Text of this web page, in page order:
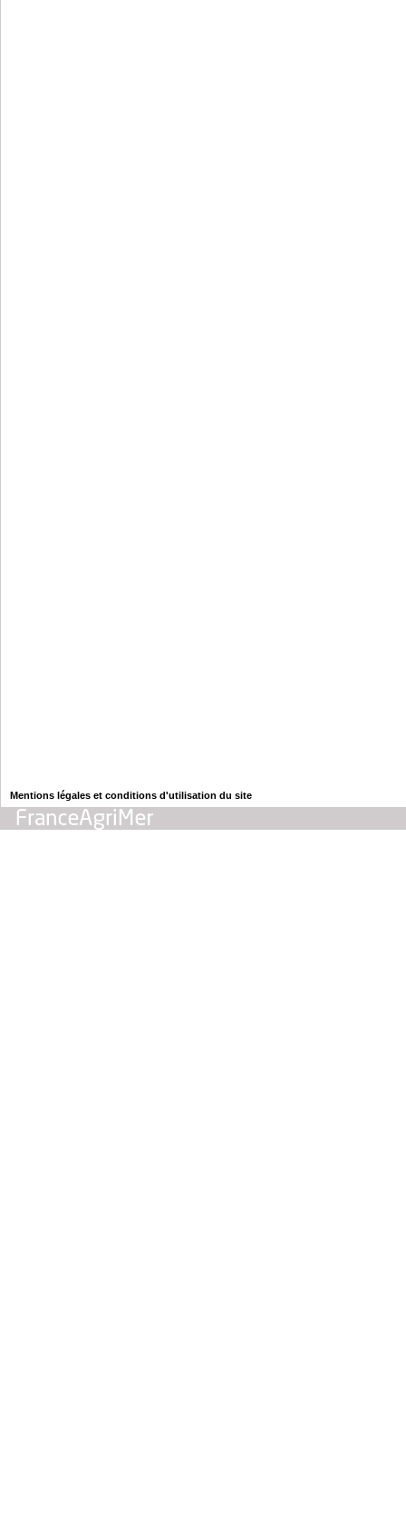
Mentions légales et conditions d'utilisation du site